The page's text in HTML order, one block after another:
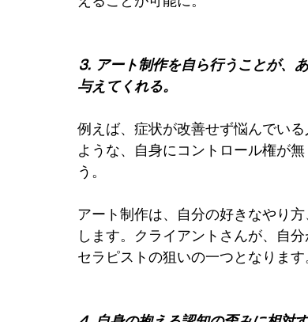
⒊ アート制作を自ら行うことが、
与えてくれる。
例えば、症状が改善せず悩んでい
ような、自身にコントロール権が
う。
アート制作は、自分の好きなやり
します。クライアントさんが、自
セラピストの狙いの一つとなります